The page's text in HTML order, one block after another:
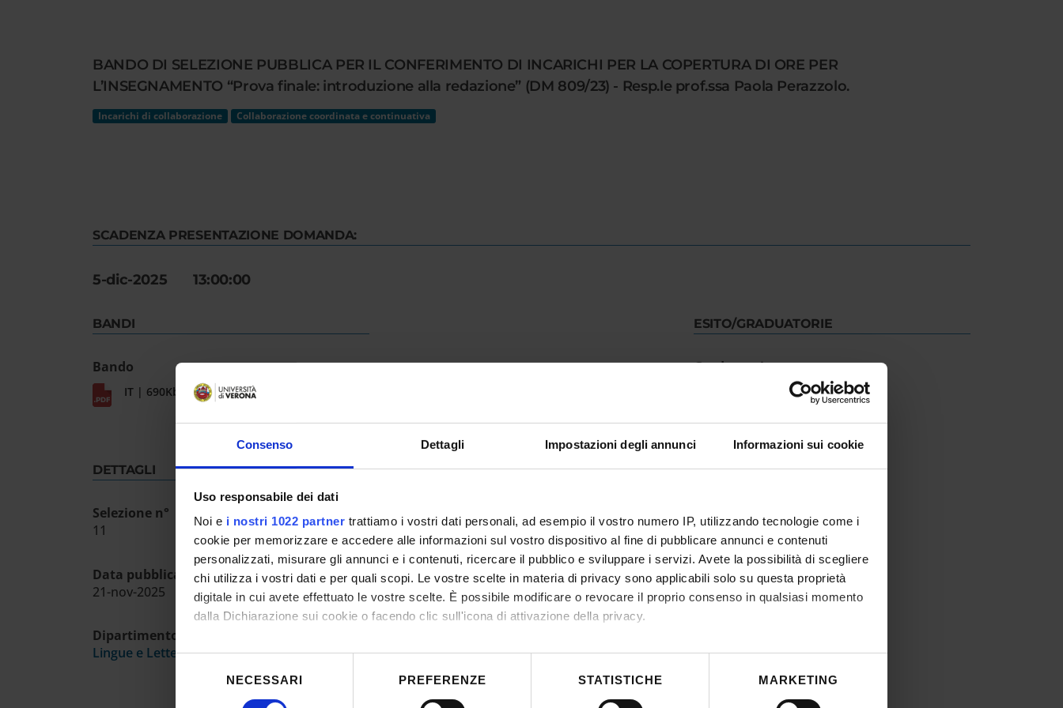
Consenso Dettagli Impostazioni degli annunci Informazioni sui cookie
Uso responsabile dei dati
Noi e i nostri 1022 partner trattiamo i vostri dati personali, ad esempio il vostro numero IP, utilizzando tecnologie come i
cookie per memorizzare e accedere alle informazioni sul vostro dispositivo al fine di pubblicare annunci e contenuti
personalizzati, misurare gli annunci e i contenuti, ricercare il pubblico e sviluppare i servizi. Avete la possibilità di scegliere
chi utilizza i vostri dati e per quali scopi. Le vostre scelte in materia di privacy sono applicabili solo su questa proprietà
digitale in cui avete effettuato le vostre scelte. È possibile modificare o revocare il proprio consenso in qualsiasi momento
dalla Dichiarazione sui cookie o facendo clic sull'icona di attivazione della privacy.
Con il tuo consenso, vorremmo anche:
raccogliere informazioni sulla tua posizione geografica, con un'approssimazione di qualche metro,
Selezione
NECESSARI PREFERENZE STATISTICHE MARKETING
BANDO DI SELEZIONE PUBBLICA PER IL CONFERIMENTO DI INCARICHI PER LA COPERTURA DI ORE PER
L’INSEGNAMENTO “Prova finale: introduzione alla redazione” (DM 809/23) - Resp.le prof.ssa Paola Perazzolo.
Incarichi di collaborazione Collaborazione coordinata e continuativa
SCADENZA PRESENTAZIONE DOMANDA:
5-dic-2025 13:00:00
BANDI
Bando
IT | 690Kb
DETTAGLI
Selezione n°
11
Data pubblicazione sull'albo ufficiale
21-nov-2025
Dipartimento
Lingue e Letterature Straniere
ESITO/GRADUATORIE
Graduatoria